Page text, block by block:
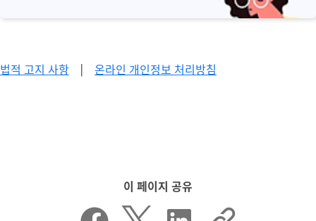
법적 고지 사항 | 온라인 개인정보 처리방침
이 페이지 공유